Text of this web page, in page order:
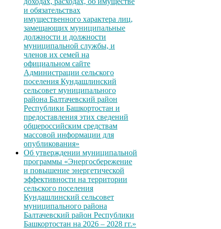
и обязательствах
имущественного характера лиц,
замещающих муниципальные
должности и должности
муниципальной службы, и
членов их семей на
официальном сайте
Администрации сельского
поселения Кундашлинский
сельсовет муниципального
района Балтачевский район
Республики Башкортостан и
предоставления этих сведений
общероссийским средствам
массовой информации для
опубликования»
Об утверждении муниципальной
программы «Энергосбережение
и повышение энергетической
эффективности на территории
сельского поселения
Кундашлинский сельсовет
муниципального района
Балтачевский район Республики
Башкортостан на 2026 – 2028 гг.»